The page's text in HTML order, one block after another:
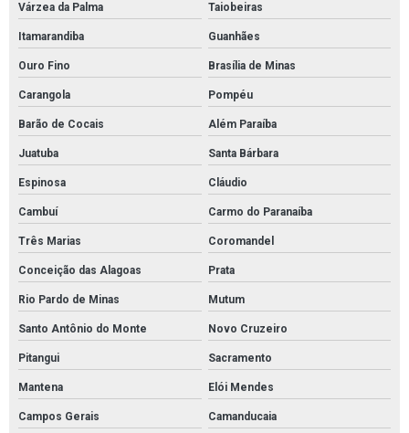
Distribuidor de manta para contenção de óleo
Distribuidor mantas brasil
Distribuidor tubolit
Empresa de mantas absorventes de óleo
Fornecedor de absorventes industriais
Fornecedor de manta para absorção de óleo
Fornecedor de mantas absorventes para óleo
Fornecedor tubolit
Kit ambiental para vazamento de óleo
Kit de contenção de derramamento de óleo
Kit de proteção ambiental
Kit emergência ambiental sopep
Kit emergencial sopep
Várzea da Palma Taiobeiras
Itamarandiba Guanhães
Ouro Fino Brasília de Minas
Carangola Pompéu
Barão de Cocais Além Paraíba
Juatuba Santa Bárbara
Espinosa Cláudio
Cambuí Carmo do Paranaíba
Três Marias Coromandel
Conceição das Alagoas Prata
Rio Pardo de Minas Mutum
Santo Antônio do Monte Novo Cruzeiro
Pitangui Sacramento
Mantena Elói Mendes
Campos Gerais Camanducaia